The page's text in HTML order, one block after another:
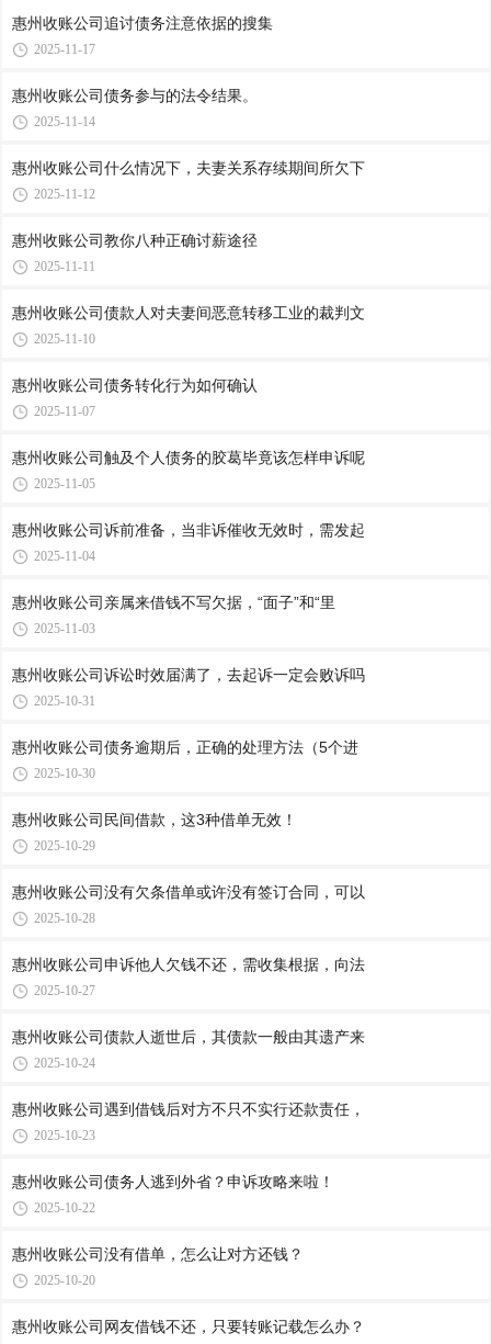
惠州收账公司​追讨债务注意依据的搜集
2025-11-17
惠州收账公司​债务参与的法令结果。
2025-11-14
惠州收账公司​什么情况下，夫妻关系存续期间所欠下
2025-11-12
惠州收账公司​教你八种正确讨薪途径
2025-11-11
惠州收账公司​债款人对夫妻间恶意转移工业的裁判文
2025-11-10
惠州收账公司​债务转化行为如何确认
2025-11-07
惠州收账公司​触及个人债务的胶葛毕竟该怎样申诉呢
2025-11-05
惠州收账公司​诉前准备，当非诉催收无效时，需发起
2025-11-04
惠州收账公司​亲属来借钱不写欠据，“面子”和“里
2025-11-03
惠州收账公司​诉讼时效届满了，去起诉一定会败诉吗
2025-10-31
惠州收账公司​债务逾期后，正确的处理方法（5个进
2025-10-30
惠州收账公司​民间借款，这3种借单无效！
2025-10-29
惠州收账公司​没有欠条借单或许没有签订合同，可以
2025-10-28
惠州收账公司​申诉他人欠钱不还，需收集根据，向法
2025-10-27
惠州收账公司​债款人逝世后，其债款一般由其遗产来
2025-10-24
惠州收账公司​遇到借钱后对方不只不实行还款责任，
2025-10-23
惠州收账公司​债务人逃到外省？申诉攻略来啦！
2025-10-22
惠州收账公司​没有借单，怎么让对方还钱？
2025-10-20
惠州收账公司​网友借钱不还，只要转账记载怎么办？